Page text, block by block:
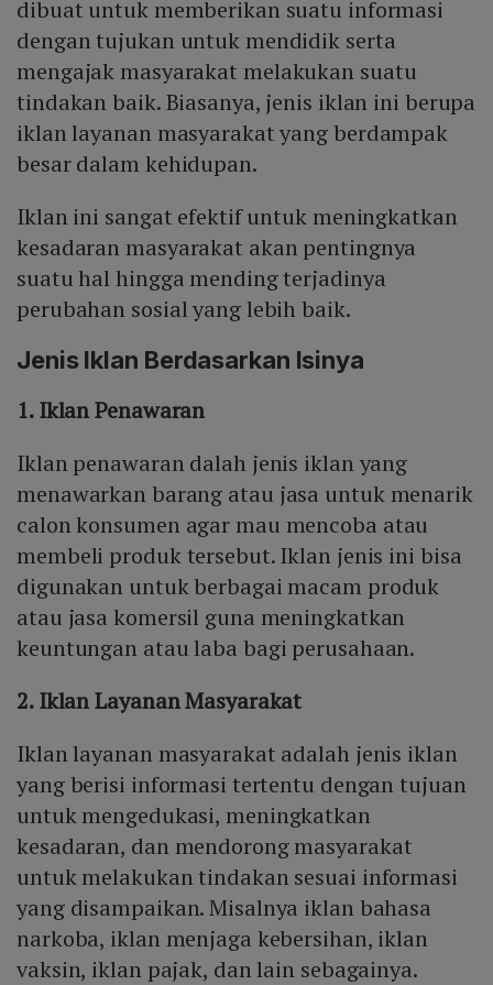
dibuat untuk memberikan suatu informasi
dengan tujukan untuk mendidik serta
mengajak masyarakat melakukan suatu
tindakan baik. Biasanya, jenis iklan ini berupa
iklan layanan masyarakat yang berdampak
besar dalam kehidupan.
Iklan ini sangat efektif untuk meningkatkan
kesadaran masyarakat akan pentingnya
suatu hal hingga mending terjadinya
perubahan sosial yang lebih baik.
Jenis Iklan Berdasarkan Isinya
1. Iklan Penawaran
Iklan penawaran dalah jenis iklan yang
menawarkan barang atau jasa untuk menarik
calon konsumen agar mau mencoba atau
membeli produk tersebut. Iklan jenis ini bisa
digunakan untuk berbagai macam produk
atau jasa komersil guna meningkatkan
keuntungan atau laba bagi perusahaan.
2. Iklan Layanan Masyarakat
Iklan layanan masyarakat adalah jenis iklan
yang berisi informasi tertentu dengan tujuan
untuk mengedukasi, meningkatkan
kesadaran, dan mendorong masyarakat
untuk melakukan tindakan sesuai informasi
yang disampaikan. Misalnya iklan bahasa
narkoba, iklan menjaga kebersihan, iklan
vaksin, iklan pajak, dan lain sebagainya.